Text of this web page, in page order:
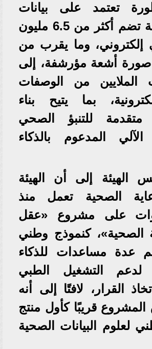
تعتمد على بيانات
وطنية مدققة تضم أكثر من 6.5 مليون
وما يقرب من
أشعة مؤرشفة، إلى
الملايين من الوصفات
بما يتيح بناء
متقدمة للتنبؤ الصحي
المدعوم بالذكاء
الهيئة إلى أن الهيئة
الصحية تعمل منذ
على مشروع «عقل
الصحية»، كنموذج وطني
عدة مساعدات للذكاء
لدعم التشغيل الطبي
القرار، لافتًا إلى أنه
قريبًا كأول منتج
لعلوم البيانات الصحية